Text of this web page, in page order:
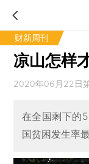
财新周刊
凉山怎样
2020年06月22日
在全国剩下的
国贫困发生率